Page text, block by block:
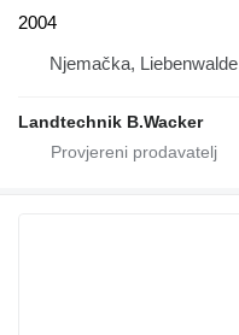
2004
Njemačka, Liebenwalde
Landtechnik B.Wacker